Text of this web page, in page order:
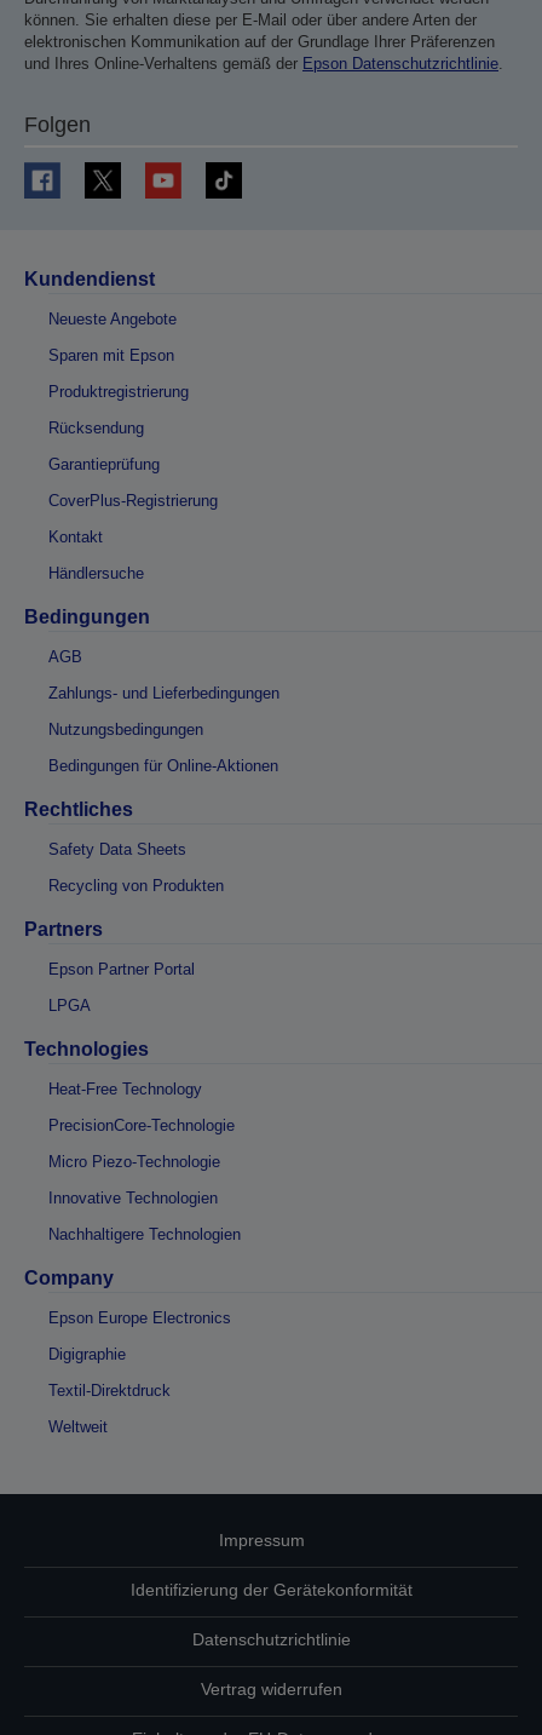
können. Sie erhalten diese per E-Mail oder über andere Arten der
elektronischen Kommunikation auf der Grundlage Ihrer Präferenzen
und Ihres Online-Verhaltens gemäß der Epson Datenschutzrichtlinie.
Folgen
Kundendienst
Neueste Angebote
Sparen mit Epson
Produktregistrierung
Rücksendung
Garantieprüfung
CoverPlus-Registrierung
Kontakt
Händlersuche
Bedingungen
AGB
Zahlungs- und Lieferbedingungen
Nutzungsbedingungen
Bedingungen für Online-Aktionen
Rechtliches
Safety Data Sheets
Recycling von Produkten
Partners
Epson Partner Portal
LPGA
Technologies
Heat-Free Technology
PrecisionCore-Technologie
Micro Piezo-Technologie
Innovative Technologien
Nachhaltigere Technologien
Company
Epson Europe Electronics
Digigraphie
Textil-Direktdruck
Weltweit
Impressum
Identifizierung der Gerätekonformität
Datenschutzrichtlinie
Vertrag widerrufen